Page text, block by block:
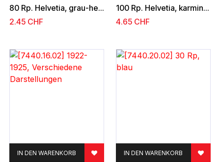
80 Rp. Helvetia, grau-hellorange
2.45 CHF
100 Rp. Helvetia, karmin-grün
4.65CHF
IN DEN WARENKORB IN DEN WARENKORB